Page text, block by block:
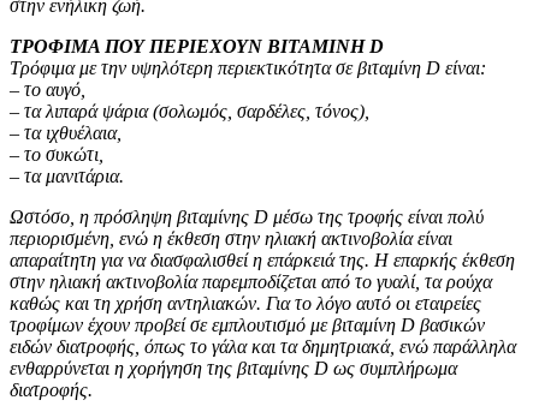
στην ενήλικη ζωή.
ΤΡΟΦΙΜΑ ΠΟΥ ΠΕΡΙΕΧΟΥΝ ΒΙΤΑΜΙΝΗ D
Τρόφιμα με την υψηλότερη περιεκτικότητα σε βιταμίνη D είναι:
– το αυγό,
– τα λιπαρά ψάρια (σολωμός, σαρδέλες, τόνος),
– τα ιχθυέλαια,
– το συκώτι,
– τα μανιτάρια.
Ωστόσο, η πρόσληψη βιταμίνης D μέσω της τροφής είναι πολύ
περιορισμένη, ενώ η έκθεση στην ηλιακή ακτινοβολία είναι
απαραίτητη για να διασφαλισθεί η επάρκειά της. Η επαρκής έκθεση
στην ηλιακή ακτινοβολία παρεμποδίζεται από το γυαλί, τα ρούχα
καθώς και τη χρήση αντηλιακών. Για το λόγο αυτό οι εταιρείες
τροφίμων έχουν προβεί σε εμπλουτισμό με βιταμίνη D βασικών
ειδών διατροφής, όπως το γάλα και τα δημητριακά, ενώ παράλληλα
ενθαρρύνεται η χορήγηση της βιταμίνης D ως συμπλήρωμα
διατροφής.